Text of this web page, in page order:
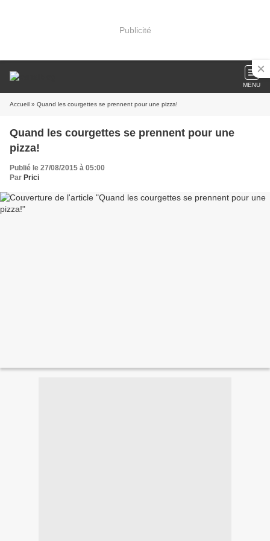
Publicité
MENU
Accueil » Quand les courgettes se prennent pour une pizza!
Quand les courgettes se prennent pour une
pizza!
Publié le 27/08/2015 à 05:00
Par Prici